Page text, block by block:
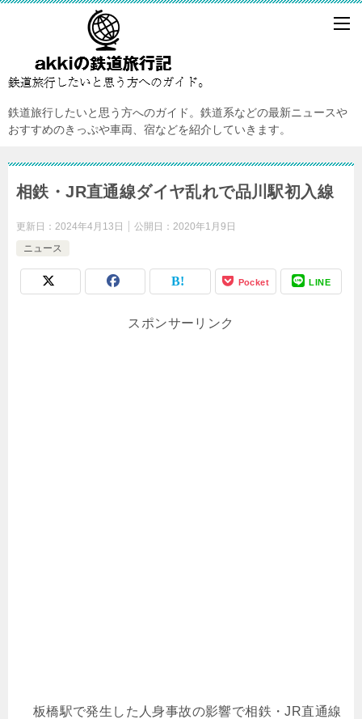
鉄道旅行したいと思う方へのガイド。鉄道系などの最新ニュースや
おすすめのきっぷや車両、宿などを紹介していきます。
相鉄・JR直通線ダイヤ乱れで品川駅初入線
更新日： 2024年4月13日 公開日： 2020年1月9日
ニュース
Pocket LINE
スポンサーリンク
板橋駅で発生した人身事故の影響で相鉄・JR直通線